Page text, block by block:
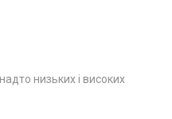
низьких і високих